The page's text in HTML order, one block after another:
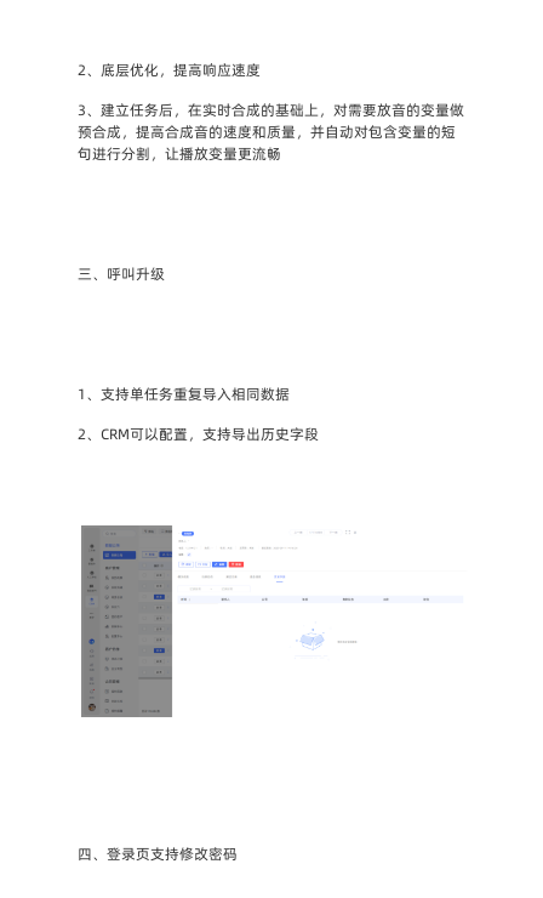
2、底层优化，提高响应速度
3、建立任务后，在实时合成的基础上，对需要放音的变量做
预合成，提高合成音的速度和质量，并自动对包含变量的短
句进行分割，让播放变量更流畅
三、呼叫升级
1、支持单任务重复导入相同数据
2、CRM可以配置，支持导出历史字段
四、登录页支持修改密码